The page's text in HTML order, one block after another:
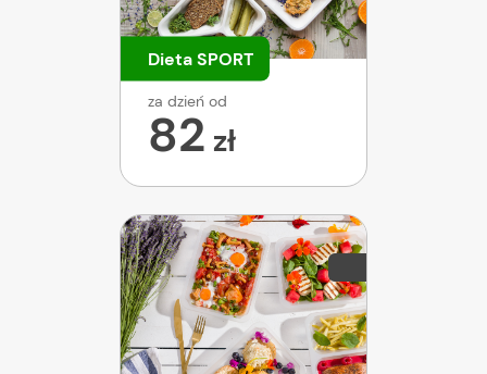
Dieta SPORT
za dzień od
82 zł